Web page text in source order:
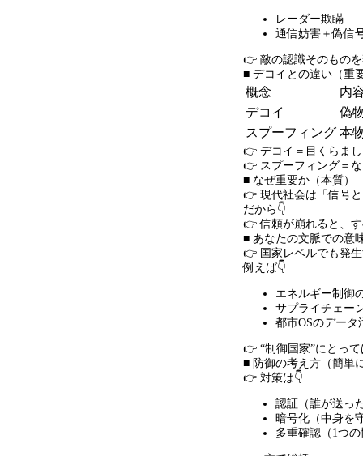
レーダー欺瞞
通信妨害＋偽信
👉 敵の認識そのもの
■ デコイとの違い（重
概念
内
デコイ
偽
スプーフィング 本
👉 デコイ＝目くらまし
👉 スプーフィング＝
■ なぜ重要か（本質）
👉 現代社会は「信号
だから👇
👉 信頼が崩れると、
■ あなたの文脈での意
👉 国家レベルでも発
例えば👇
エネルギー制御
サプライチェー
都市OSのデータ
👉 “制御国家”にとっ
■ 防御の考え方（簡単
👉 対策は👇
認証（誰が送っ
暗号化（中身を
多重確認（ 1つの